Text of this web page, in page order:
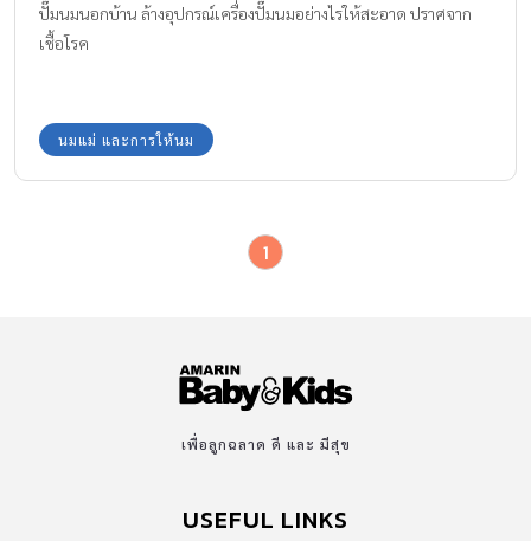
ปั๊มนมนอกบ้าน ล้างอุปกรณ์เครื่องปั๊มนมอย่างไรให้สะอาด ปราศจาก
เชื้อโรค
นมแม่ และการให้นม
1
เพื่อลูกฉลาด ดี และ มีสุข
USEFUL LINKS